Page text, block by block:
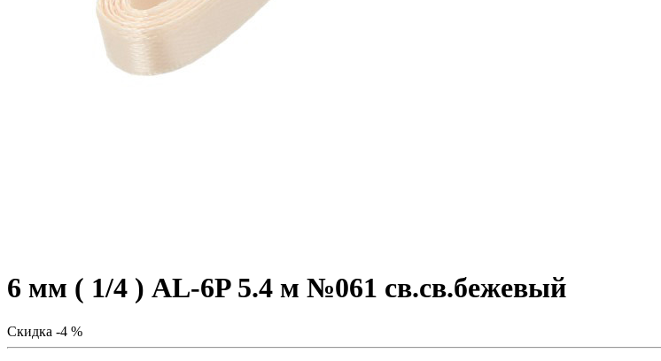
6 мм ( 1/4 ) AL-6P 5.4 м №061 св.св.бежевый
Скидка -4 %